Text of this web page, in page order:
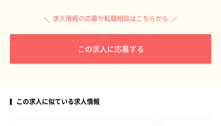
求人情報の応募や転職相談はこちらから
この求人に応募する
この求人に似ている求人情報